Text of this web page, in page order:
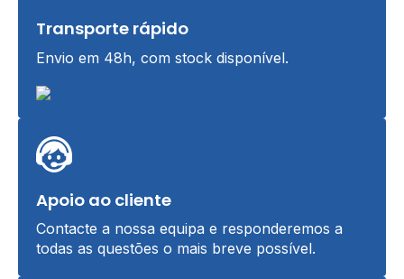
Transporte rápido
Envio em 48h, com stock disponível.
Apoio ao cliente
Contacte a nossa equipa e responderemos a
todas as questões o mais breve possível.